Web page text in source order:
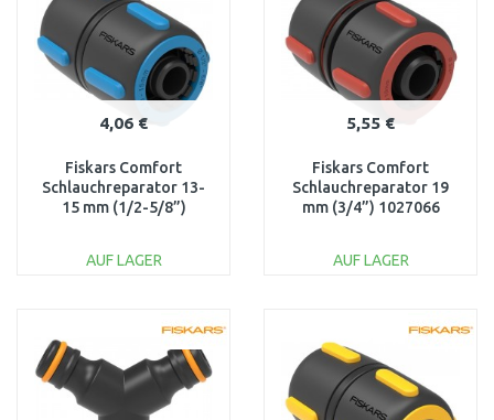
4,06 €
Fiskars Comfort
Schlauchreparator 13-
15 mm (1/2-5/8”)
AUF LAGER
Vergleichen
5,55 €
Fiskars Comfort
Schlauchreparator 19
mm (3/4”) 1027066
AUF LAGER
Vergleichen